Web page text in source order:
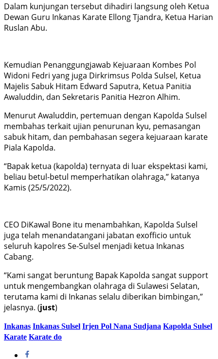
Dalam kunjungan tersebut dihadiri langsung oleh Ketua
Dewan Guru Inkanas Karate Ellong Tjandra, Ketua Harian
Ruslan Abu.
Kemudian Penanggungjawab Kejuaraan Kombes Pol
Widoni Fedri yang juga Dirkrimsus Polda Sulsel, Ketua
Majelis Sabuk Hitam Edward Saputra, Ketua Panitia
Awaluddin, dan Sekretaris Panitia Hezron Alhim.
Menurut Awaluddin, pertemuan dengan Kapolda Sulsel
membahas terkait ujian penurunan kyu, pemasangan
sabuk hitam, dan pembahasan segera kejuaraan karate
Piala Kapolda.
“Bapak ketua (kapolda) ternyata di luar ekspektasi kami,
beliau betul-betul memperhatikan olahraga,” katanya
Kamis (25/5/2022).
CEO DiKawal Bone itu menambahkan, Kapolda Sulsel
juga telah menandatangani jabatan exofficio untuk
seluruh kapolres Se-Sulsel menjadi ketua Inkanas
Cabang.
“Kami sangat beruntung Bapak Kapolda sangat support
untuk mengembangkan olahraga di Sulawesi Selatan,
terutama kami di Inkanas selalu diberikan bimbingan,”
jelasnya. (just)
Inkanas Inkanas Sulsel Irjen Pol Nana Sudjana Kapolda Sulsel
Karate Karate do